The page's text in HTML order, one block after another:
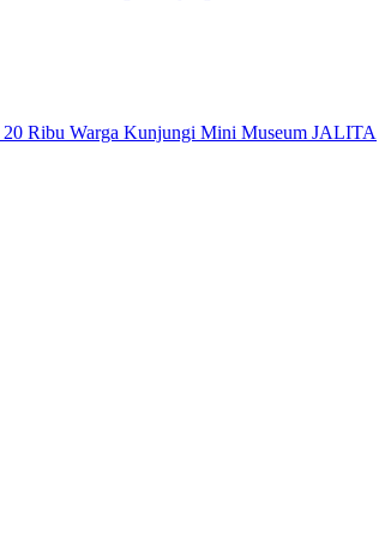
Ribu Warga Kunjungi Mini Museum JALITA